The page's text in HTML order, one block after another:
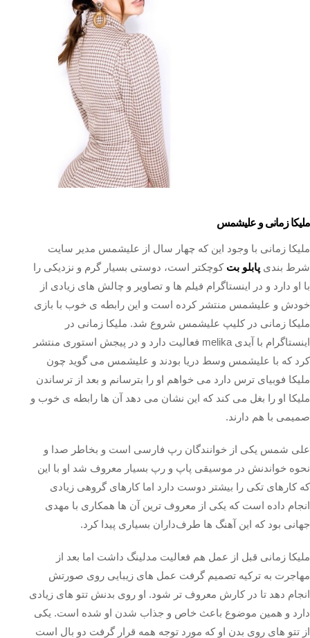
ملیکا زمانی و علیشمس
ملیکا زمانی با وجود این که چهار سال از علیشمس مدیر سایت
شرط بندی پابلو بت کوچکتر است، دوستی بسیار گرم و نزدیکی را
با او دارد و در اینستاگرام فیلم ها و تصاویر و چالش های زیادی از
خودش و علیشمس منتشر کرده است و این رابطه ی خوب با بازی
ملیکا زمانی در کلیپ علیشمس شروع شد. ملیکا زمانی در
اینستاگرام با آیدی melika فعالیت دارد و در پیجش استوری منتشر
کرد که با علیشمس وسط دریا بودند و علیشمس می گوید چون
ملیکا فوبیای ترس دارد می خواهم او را بترسانم و بعد از ترساندن
ملیکا او را بغل می کند که این نشان می دهد آن ها رابطه ی خوب و
صمیمی با هم دارند.
علی شمس یکی از خوانندگان رپ فارسی است و بخاطر صدا و
نحوه خواندنش در موسیقی پاپ و رپ بسیار معروف شد او با این‌
که کارهای تکی را بیشتر دوست دارد اما کارهای گروهی زیادی
انجام داده است که یکی از معروف‌ ترین آن‌ ها همکاری با مهدی
جهانی بود که این آهنگ‌ ها طرف‌داران بسیاری پیدا کرد.
ملیکا زمانی قبل از عمل هم فعالیت مدلینگ داشت اما بعد از
مهاجرت به ترکیه تصمیم گرفت عمل های زیبایی روی صورتش
انجام دهد تا در کارش معروف تر شود. او روی بدنش تتو های زیادی
دارد و همین موضوع باعث خاص و جذاب شدن او شده است. یکی
از تتو های روی بدن او که مورد توجه همه قرار گرفت دو بال است